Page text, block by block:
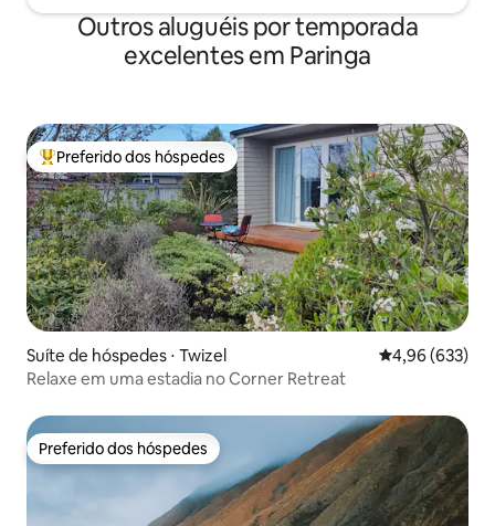
Outros aluguéis por temporada
excelentes em Paringa
Entre os melhores preferidos dos hóspedes
Preferido dos hóspedes
Suíte de hóspedes ⋅ Twizel 4,96 de uma
4,96 (633)
Relaxe em uma estadia no Corner Retreat
Preferido dos hóspedes
Preferido dos hóspedes